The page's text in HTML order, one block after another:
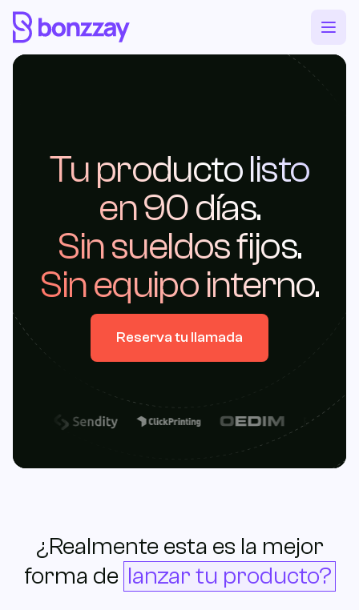
Tu producto listo
en 90 días.
Sin sueldos fijos.
Sin equipo interno.
Reserva tu llamada
¿Realmente esta es la mejor
forma de lanzar tu producto?